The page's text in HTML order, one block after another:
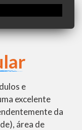
e
excelente
da
área de